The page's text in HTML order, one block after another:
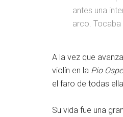
antes una
arco. Tocaba
A la vez que
violín en la Pio
el faro de todas
Su vida fue una